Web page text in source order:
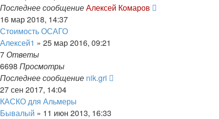
Последнее сообщениеАлексей Комаров
16 мар 2018, 14:37
Стоимость ОСАГО
Алексей1 » 25 мар 2016, 09:21
7 Ответы
6698 Просмотры
Последнее сообщение nik.gri
27 сен 2017, 14:04
КАСКО для Альмеры
Бывалый » 11 июн 2013, 16:33